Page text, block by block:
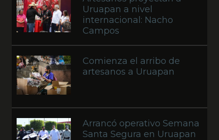
Uruapan a nivel
internacional: Nacho
Campos
Comienza el arribo de
artesanos a Uruapan
Arrancó operativo Semana
Santa Segura en Uruapan